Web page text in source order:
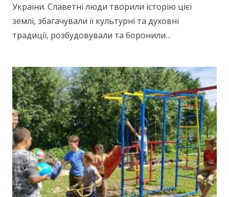
України. Славетні люди творили історію цієї
землі, збагачували її культурні та духовні
традиції, розбудовували та боронили…